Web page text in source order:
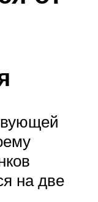
на две